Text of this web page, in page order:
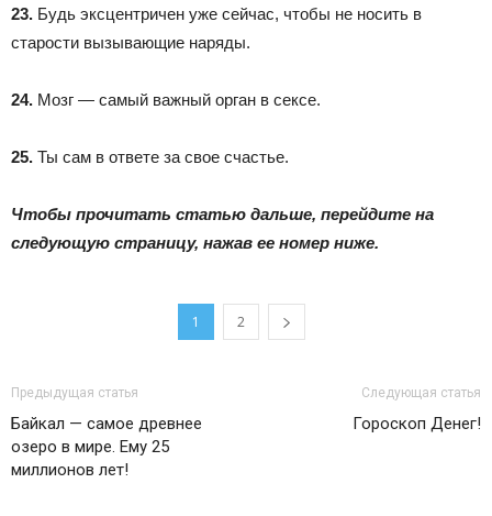
23. Будь эксцентричен уже сейчас, чтобы не носить в
старости вызывающие наряды.
24. Мозг — самый важный орган в сексе.
25. Ты сам в ответе за свое счастье.
Чтобы прочитать статью дальше, перейдите на
следующую страницу, нажав ее номер ниже.
1 2
Предыдущая статья
Байкал — самое древнее
озеро в мире. Ему 25
миллионов лет!
Следующая статья
Гороскоп Денег!